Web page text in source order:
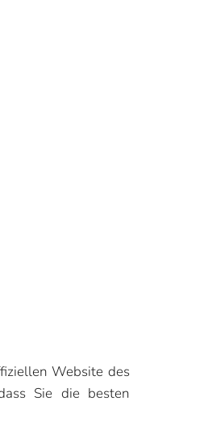
Website des
Sie die besten